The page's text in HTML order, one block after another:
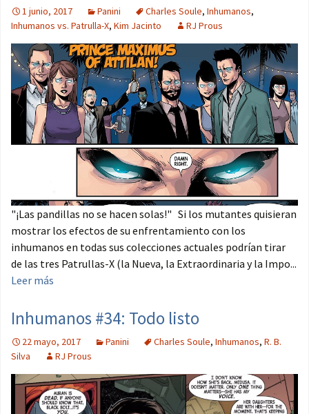
1 junio, 2017 Panini Charles Soule, Inhumanos,
Inhumanos vs. Patrulla-X, Kim Jacinto RJ Prous
"¡Las pandillas no se hacen solas!" Si los mutantes quisieran
mostrar los efectos de su enfrentamiento con los
inhumanos en todas sus colecciones actuales podrían tirar
de las tres Patrullas-X (la Nueva, la Extraordinaria y la Impo...
Leer más
Inhumanos #34: Todo listo
22 mayo, 2017 Panini Charles Soule, Inhumanos, R. B.
Silva
RJ Prous